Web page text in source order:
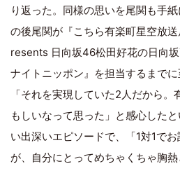
り返った。同様の思いを尾関も手
の後尾関が『こちら有楽町星空放
resents 日向坂46松田好花の日向
ナイトニッポン』を担当するまで
「それを実現していた2人だから
もしいなって思った」と感心した
い出深いエピソードで、「1対1で
が、自分にとってめちゃくちゃ胸